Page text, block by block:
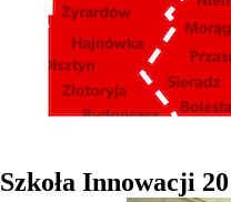
Szkoła Innowacji